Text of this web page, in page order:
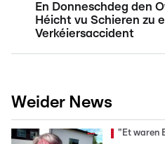
En Donneschdeg den
Héicht vu Schieren zu
Verkéiersaccident
Weider News
"Et waren